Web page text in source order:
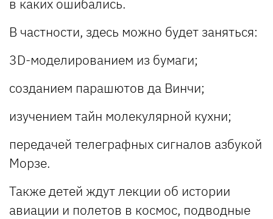
в каких ошибались.
В частности, здесь можно будет заняться:
3D-моделированием из бумаги;
созданием парашютов да Винчи;
изучением тайн молекулярной кухни;
передачей телеграфных сигналов азбукой
Морзе.
Также детей ждут лекции об истории
авиации и полетов в космос, подводные